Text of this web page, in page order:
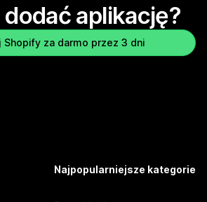
aplikację?
Shopify za darmo przez 3 dni
Najpopularniejsze kategorie